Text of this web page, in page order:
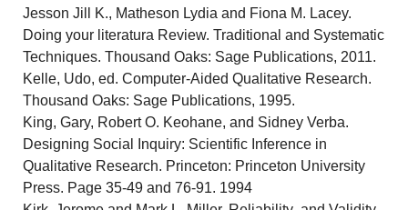
Jesson Jill K., Matheson Lydia and Fiona M. Lacey.
Doing your literatura Review. Traditional and Systematic
Techniques. Thousand Oaks: Sage Publications, 2011.
Kelle, Udo, ed. Computer-Aided Qualitative Research.
Thousand Oaks: Sage Publications, 1995.
King, Gary, Robert O. Keohane, and Sidney Verba.
Designing Social Inquiry: Scientific Inference in
Qualitative Research. Princeton: Princeton University
Press. Page 35-49 and 76-91. 1994